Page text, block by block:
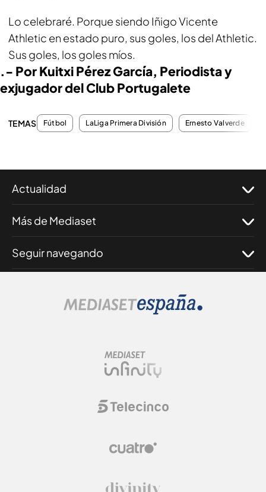
Lo celebraré. Porque siendo Iñigo Vicente
Athletic en estado puro, sus goles, los del Athletic.
Sus goles, los goles míos.
.- Por Kuitxi Pérez García, Periodista y
exjugador del Club Portugalete
TEMAS Fútbol LaLiga Primera División Ernesto Valverde
Actualidad
Más de Mediaset
Seguir navegando